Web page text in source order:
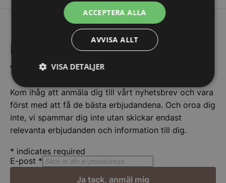
Få de bästa erbjudandena
först!
Kom ihåg att anmäla dig till vårt nyhetsbrev och vara
först med att få de bästa erbjudandena. Och oroa dig
inte, vi spammar dig inte utan skickar endast
relevanta erbjudanden och information till dig.
* indicates required
E-post *
Ja tack, anmäl mig
ACCEPTERA ALLA
AVVISA ALLT
VISA DETALJER
Strikt
nödvändigt
Prestanda Inriktning
Funktioner Oklassificerade